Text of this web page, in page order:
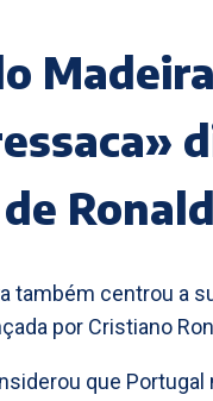
também centrou a
por Cristiano
que